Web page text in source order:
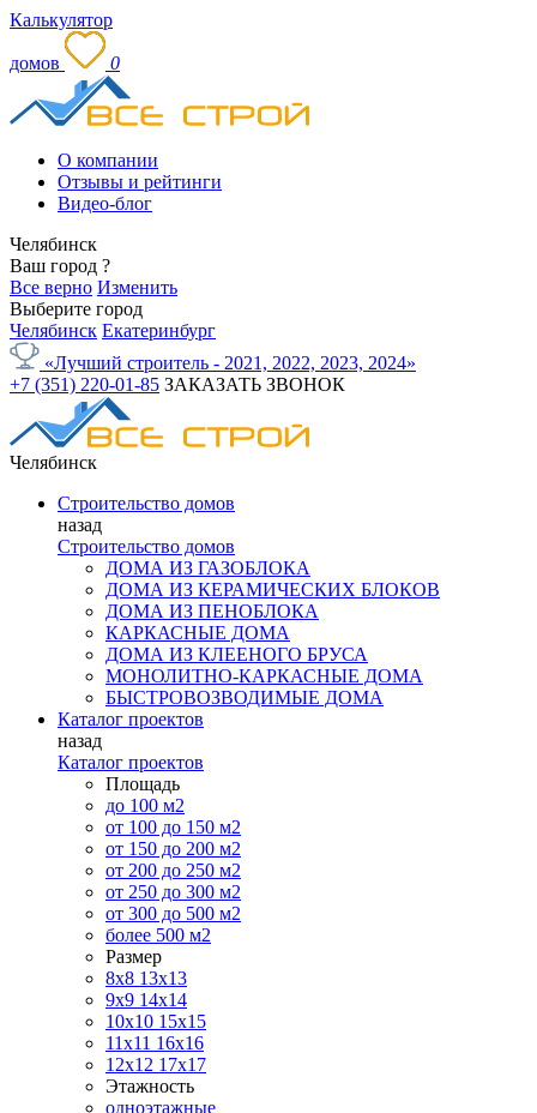
Калькулятор
домов 0
О компании
Отзывы и рейтинги
Видео-блог
Челябинск
Ваш город ?
Все верно Изменить
Выберите город
Челябинск Екатеринбург
«Лучший строитель - 2021, 2022, 2023, 2024»
+7 (351) 220-01-85 ЗАКАЗАТЬ ЗВОНОК
Челябинск
Строительство домов
назад
Строительство домов
ДОМА ИЗ ГАЗОБЛОКА
ДОМА ИЗ КЕРАМИЧЕСКИХ БЛОКОВ
ДОМА ИЗ ПЕНОБЛОКА
КАРКАСНЫЕ ДОМА
ДОМА ИЗ КЛЕЕНОГО БРУСА
МОНОЛИТНО-КАРКАСНЫЕ ДОМА
БЫСТРОВОЗВОДИМЫЕ ДОМА
Каталог проектов
назад
Каталог проектов
Площадь
до 100 м2
от 100 до 150 м2
от 150 до 200 м2
от 200 до 250 м2
от 250 до 300 м2
от 300 до 500 м2
более 500 м2
Размер
8х8 13х13
9х9 14х14
10х10 15х15
11x11 16х16
12х12 17х17
Этажность
одноэтажные